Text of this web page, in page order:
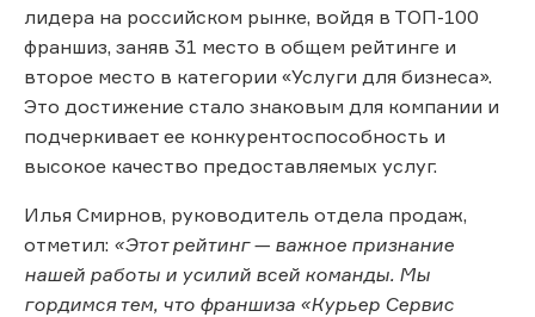
лидера на российском рынке, войдя в ТОП-100
франшиз, заняв 31 место в общем рейтинге и
второе место в категории «Услуги для бизнеса».
Это достижение стало знаковым для компании и
подчеркивает ее конкурентоспособность и
высокое качество предоставляемых услуг.
Илья Смирнов, руководитель отдела продаж,
отметил: «Этот рейтинг — важное признание
нашей работы и усилий всей команды. Мы
гордимся тем, что франшиза «Курьер Сервис